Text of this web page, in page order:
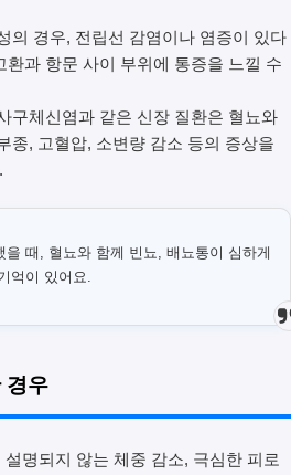
의 경우, 전립선 감염이나 염증이 있다
환과 항문 사이 부위에 통증을 느낄 수
구체신염과 같은 신장 질환은 혈뇨와
종, 고혈압, 소변량 감소 등의 증상을
때, 혈뇨와 함께 빈뇨, 배뇨통이 심하게
억이 있어요.
우
명되지 않는 체중 감소, 극심한 피로